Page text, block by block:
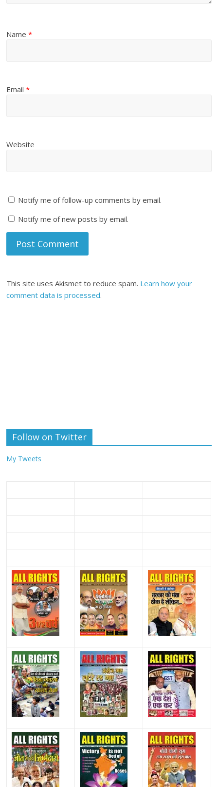
Name*
Email*
Website
Notify me of follow-up comments by email.
Notify me of new posts by email.
This site uses Akismet to reduce spam. Learn how your
comment data is processed.
Follow on Twitter
My Tweets